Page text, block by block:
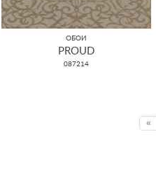
ОБОИ
PROUD
087214
«